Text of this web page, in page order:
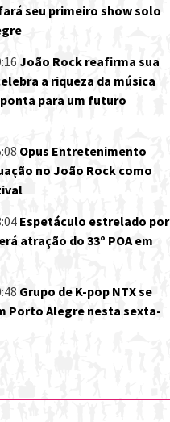
seu primeiro show solo
João Rock reafirma sua
a riqueza da música
para um futuro
Opus Entretenimento
no João Rock como
Espetáculo estrelado por
atração do 33º POA em
Grupo de K-pop NTX se
Porto Alegre nesta sexta-